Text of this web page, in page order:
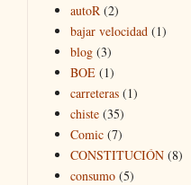
autoR (2)
bajar velocidad (1)
blog (3)
BOE (1)
carreteras (1)
chiste (35)
Comic (7)
CONSTITUCIÓN (8)
consumo (5)